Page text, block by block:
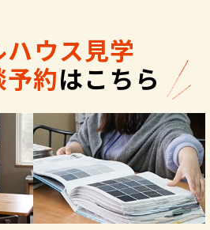
ハウス見学
約はこちら